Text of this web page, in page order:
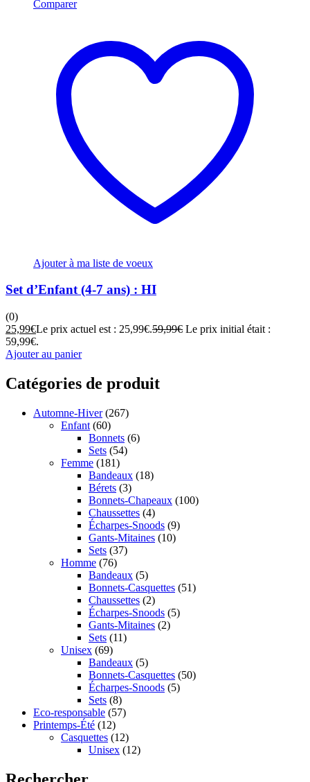
Comparer
Ajouter à ma liste de voeux
Set d’Enfant (4-7 ans) : HI
(0)
25,99€Le prix actuel est : 25,99€.59,99€ Le prix initial était :
59,99€.
Ajouter au panier
Catégories de produit
Automne-Hiver (267)
Enfant (60)
Bonnets (6)
Sets (54)
Femme (181)
Bandeaux (18)
Bérets (3)
Bonnets-Chapeaux (100)
Chaussettes (4)
Écharpes-Snoods (9)
Gants-Mitaines (10)
Sets (37)
Homme (76)
Bandeaux (5)
Bonnets-Casquettes (51)
Chaussettes (2)
Écharpes-Snoods (5)
Gants-Mitaines (2)
Sets (11)
Unisex (69)
Bandeaux (5)
Bonnets-Casquettes (50)
Écharpes-Snoods (5)
Sets (8)
Eco-responsable (57)
Printemps-Été (12)
Casquettes (12)
Unisex (12)